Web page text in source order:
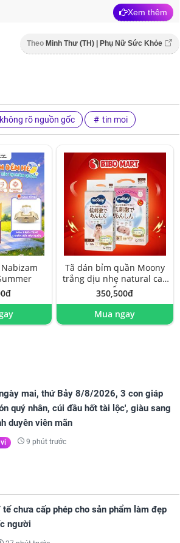
Xem thêm
Theo Minh Thư (TH) | Phụ Nữ Sức Khỏe
rõ nguồn gốc tin moi
Tã dán bỉm quần Moony
trắng dịu nhẹ natural cao
cấp
350,500đ
Mua ngay
mai, thứ Bảy 8/8/2026, 3 con giáp
quý nhân, cúi đầu hốt tài lộc', giàu sang
duyên viên mãn
9 phút trước
tế chưa cấp phép cho sản phẩm làm đẹp
người